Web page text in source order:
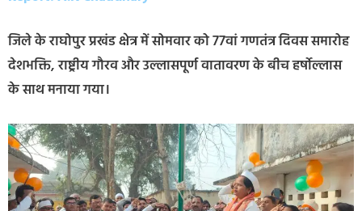
जिले के राघोपुर प्रखंड क्षेत्र में सोमवार को 77वां गणतंत्र दिवस समारोह
देशभक्ति, राष्ट्रीय गौरव और उल्लासपूर्ण वातावरण के बीच हर्षोल्लास
के साथ मनाया गया।